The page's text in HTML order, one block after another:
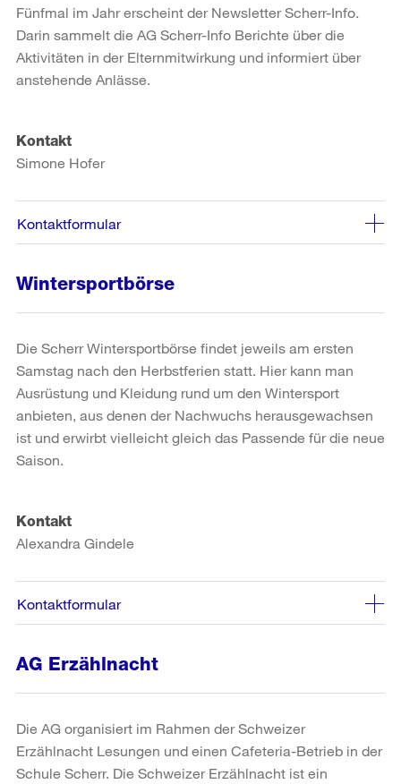
Fünfmal im Jahr erscheint der Newsletter Scherr-Info.
Darin sammelt die AG Scherr-Info Berichte über die
Aktivitäten in der Elternmitwirkung und informiert über
anstehende Anlässe.
Kontakt
Simone Hofer
Kontaktformular
Wintersportbörse
Die Scherr Wintersportbörse findet jeweils am ersten
Samstag nach den Herbstferien statt. Hier kann man
Ausrüstung und Kleidung rund um den Wintersport
anbieten, aus denen der Nachwuchs herausgewachsen
ist und erwirbt vielleicht gleich das Passende für die neue
Saison.
Kontakt
Alexandra Gindele
Kontaktformular
AG Erzählnacht
Die AG organisiert im Rahmen der Schweizer
Erzählnacht Lesungen und einen Cafeteria-Betrieb in der
Schule Scherr. Die Schweizer Erzählnacht ist ein